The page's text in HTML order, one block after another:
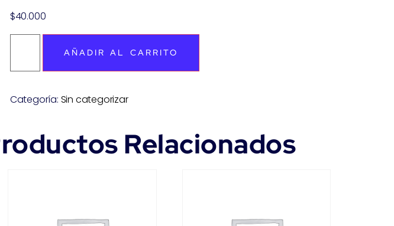
$40.000
AÑADIR AL CARRITO
Categoría: Sin categorizar
Relacionados